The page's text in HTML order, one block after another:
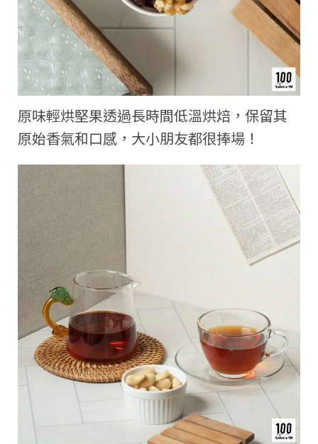
原味輕烘堅果透過長時間低溫烘焙，保留其
原始香氣和口感，大小朋友都很捧場！